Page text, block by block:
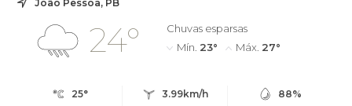
João Pessoa, PB
24°
Chuvas esparsas
Mín. 23° Máx. 27°
25° 3.99km/h 88%